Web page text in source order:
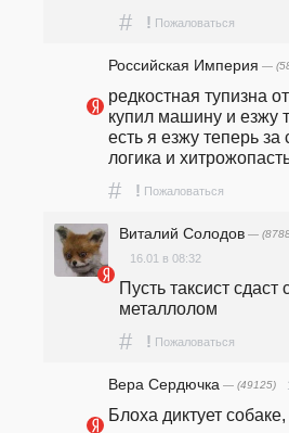
# ! Пожаловаться
Российская Империя —
редкостная тупизна
купил машину и езжу
есть я езжу теперь за
логика и
# ! Пожаловаться
Виталий Солодов —
16.01 в 08:32
Пусть таксист
металлолом
# ! Пожаловаться
Вера Сердючка — (49125)
Блоха диктует